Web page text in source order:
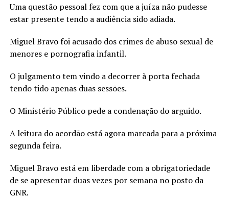
Uma questão pessoal fez com que a juíza não pudesse
estar presente tendo a audiência sido adiada.
Miguel Bravo foi acusado dos crimes de abuso sexual de
menores e pornografia infantil.
O julgamento tem vindo a decorrer à porta fechada
tendo tido apenas duas sessões.
O Ministério Público pede a condenação do arguido.
A leitura do acordão está agora marcada para a próxima
segunda feira.
Miguel Bravo está em liberdade com a obrigatoriedade
de se apresentar duas vezes por semana no posto da
GNR.